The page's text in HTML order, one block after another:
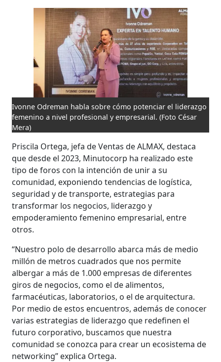
Ivonne Odreman habla sobre cómo potenciar el liderazgo
femenino a nivel profesional y empresarial.(Foto César
Mera)
Priscila Ortega, jefa de Ventas de ALMAX, destaca
que desde el 2023, Minutocorp ha realizado este
tipo de foros con la intención de unir a su
comunidad, exponiendo tendencias de logística,
seguridad y de transporte, estrategias para
transformar los negocios, liderazgo y
empoderamiento femenino empresarial, entre
otros.
“Nuestro polo de desarrollo abarca más de medio
millón de metros cuadrados que nos permite
albergar a más de 1.000 empresas de diferentes
giros de negocios, como el de alimentos,
farmacéuticas, laboratorios, o el de arquitectura.
Por medio de estos encuentros, además de conocer
varias estrategias de liderazgo que redefinen el
futuro corporativo, buscamos que nuestra
comunidad se conozca para crear un ecosistema de
networking” explica Ortega.